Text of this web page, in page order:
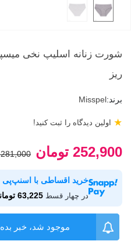
ریز
برند:Misspel
اولین دیدگاه را ثبت کنید! ★
252,900 تومان 281,000 تومان
خرید اقساطی با اسنپ‌پی
در چهار قسط 63,225 تومانی
موجود شد، خبر بده